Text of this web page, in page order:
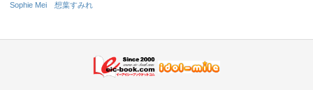
Sophie Mei 想葉すみれ